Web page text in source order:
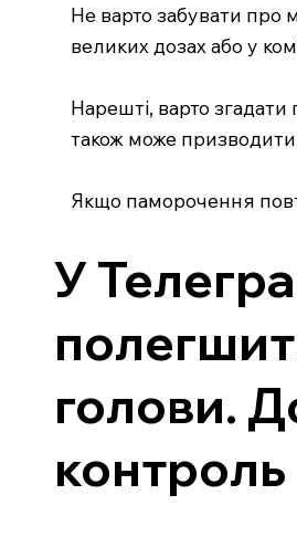
Не варто забувати про
великих дозах або у
Нарешті, варто
також може
Якщо паморочення
У
голови.
контроль